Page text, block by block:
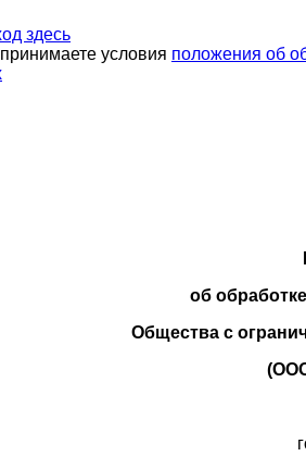
здесь
условия положения об
об
Общества с